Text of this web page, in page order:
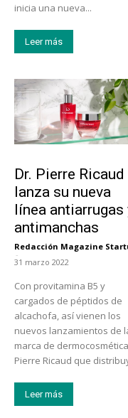
inicia una nueva...
Leer más
Dr. Pierre Ricaud
lanza su nueva
línea antiarrugas
antimanchas
Redacción Magazine
-
31 marzo 2022
Con provitamina B5 y
cargados de péptidos de
alcachofa, así vienen los
nuevos lanzamientos de
marca de
Pierre Ricaud que
Leer más